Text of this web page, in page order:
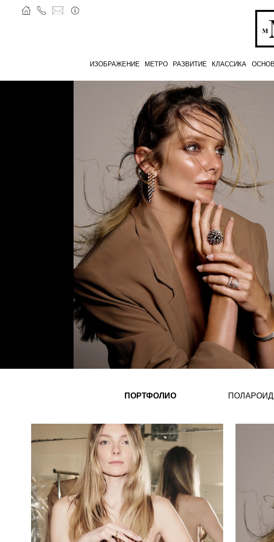
ИЗОБРАЖЕНИЕ МЕТРО РАЗВИТИЕ КЛАССИКА
ПОРТФОЛИО ПОЛАРОИД